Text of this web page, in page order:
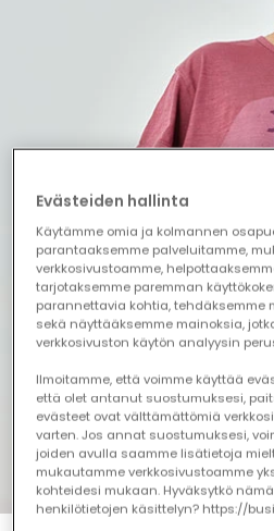
1 2 3
Evästeiden hallinta
Käytämme omia ja kolmannen
parantaaksemme palveluitamme,
verkkosivustoamme,
tarjotaksemme paremman
parannettavia kohtia, tehdäksemme
sekä näyttääksemme mainoksia,
verkkosivuston käytön analyysin
Ilmoitamme, että voimme käyttää
että olet antanut suostumuksesi,
evästeet ovat välttämättömiä
varten. Jos annat suostumuksesi,
joiden avulla saamme lisätietoja
mukautamme verkkosivustoamme
kohteidesi mukaan. Hyväksytkö
henkilötietojen käsittelyn? https://